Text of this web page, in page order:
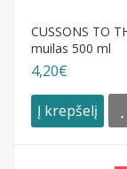
CUSSONS TO
muilas 500 ml
4,20€
Į krepšelį